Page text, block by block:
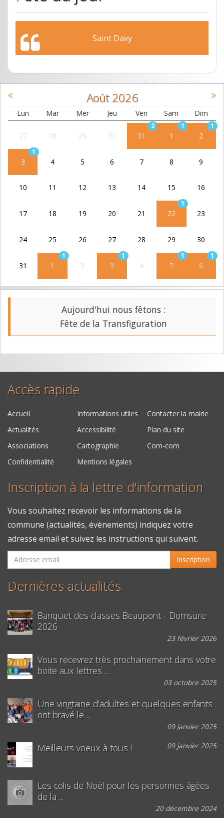
Saint Davy
Août 2026
Lun Mar Mer Jeu Ven Sam Dim
27 28 29 30 31
2
1
1
2
1
3
1
4 5 6 7 8 9
10 11 12 13 14 15 16
17 18 19 20 21 22
1
23
24 25 26 27 28 29 30
31 1
1
2 3
1
4 5
1
6
1
Aujourd'hui nous fêtons :
Fête de la Transfiguration
Accès rapide
Accueil Informations utiles
Contacter la mairie
Actualités
Accessibilité
Plan du site
Associations
Cartographie
Com-com
Confidentialité
Mentions légales
Inscription à la lettre d'information
Vous souhaitez recevoir les informations de la
commune (actualités, évènements) indiquez votre
adresse email et suivez les instructions qui suivent.
Inscription
Dernières actualités
Banquet des classes Beaupont - Domsure
2026
23 février 2026
Vous recevrez très prochainement dans votre
boite aux lettres ...
03 octobre 2025
Une vingtaine d'adultes et quelques enfants
ont bravé le ...
09 janvier 2025
Meilleurs voeux à tous ! 09 janvier 2025
Les colis de Noël pour les personnes âgées
de la ...
20 décembre 2024